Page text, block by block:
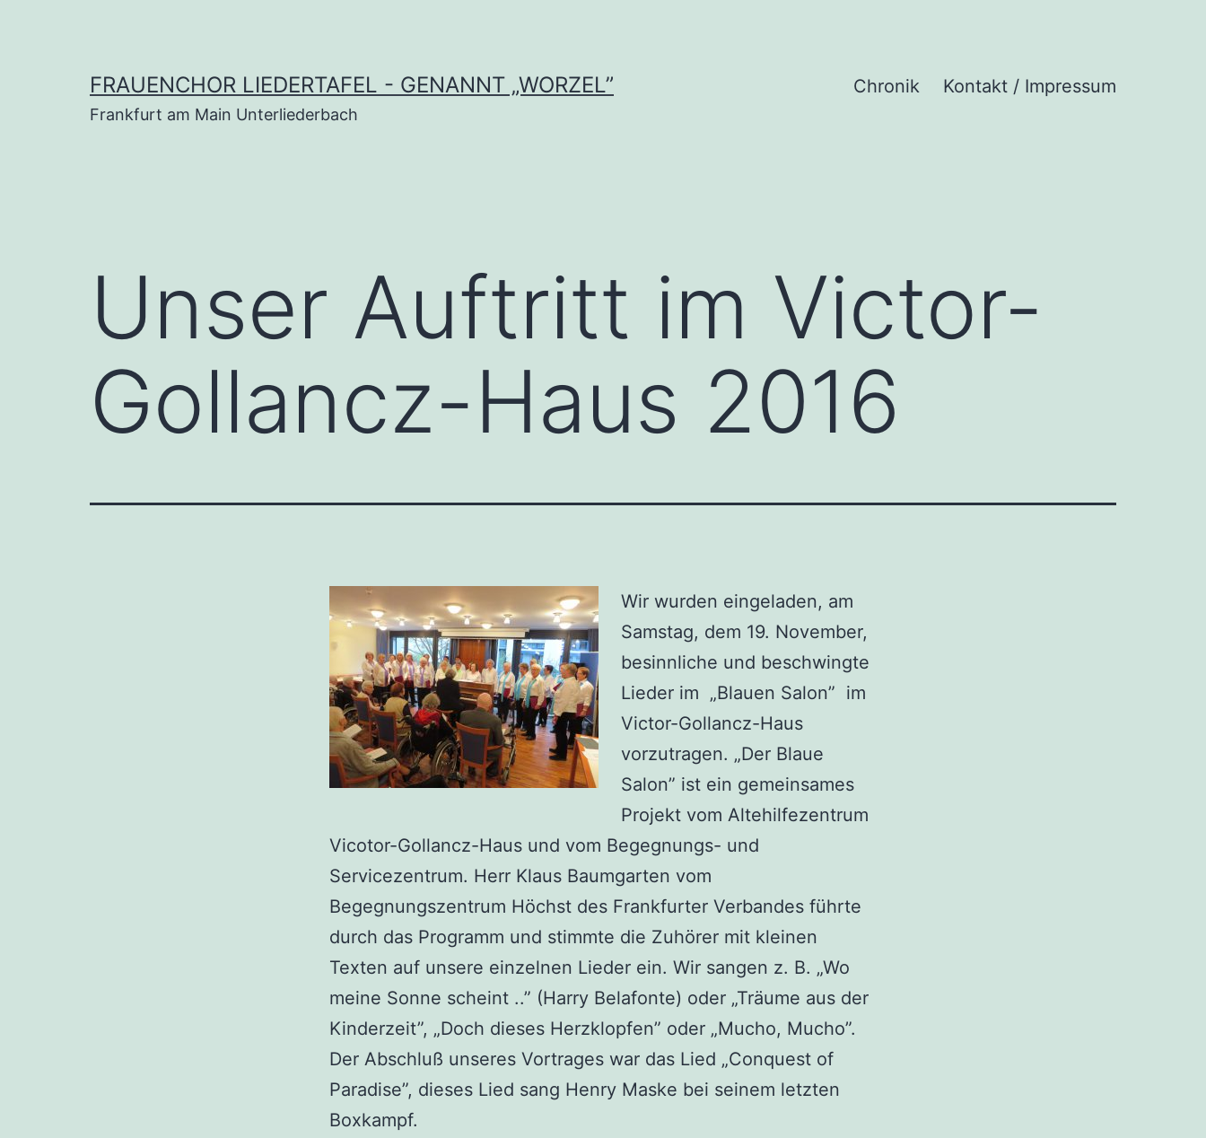
FRAUENCHOR LIEDERTAFEL - GENANNT „WORZEL”
Frankfurt am Main Unterliederbach
Chronik Kontakt / Impressum
Unser Auftritt im Victor-
Gollancz-Haus 2016
Wir wurden eingeladen, am
Samstag, dem 19. November,
besinnliche und beschwingte
Lieder im „Blauen Salon” im
Victor-Gollancz-Haus
vorzutragen. „Der Blaue
Salon” ist ein gemeinsames
Projekt vom Altehilfezentrum
Vicotor-Gollancz-Haus und vom Begegnungs- und
Servicezentrum. Herr Klaus Baumgarten vom
Begegnungszentrum Höchst des Frankfurter Verbandes führte
durch das Programm und stimmte die Zuhörer mit kleinen
Texten auf unsere einzelnen Lieder ein. Wir sangen z. B. „Wo
meine Sonne scheint ..” (Harry Belafonte) oder „Träume aus der
Kinderzeit”, „Doch dieses Herzklopfen” oder „Mucho, Mucho”.
Der Abschluß unseres Vortrages war das Lied „Conquest of
Paradise”, dieses Lied sang Henry Maske bei seinem letzten
Boxkampf.